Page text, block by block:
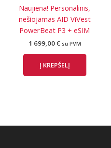
Naujiena! Personalinis,
nešiojamas AID ViVest
PowerBeat P3 + eSIM
1 699,00€ su PVM
Į KREPŠELĮ